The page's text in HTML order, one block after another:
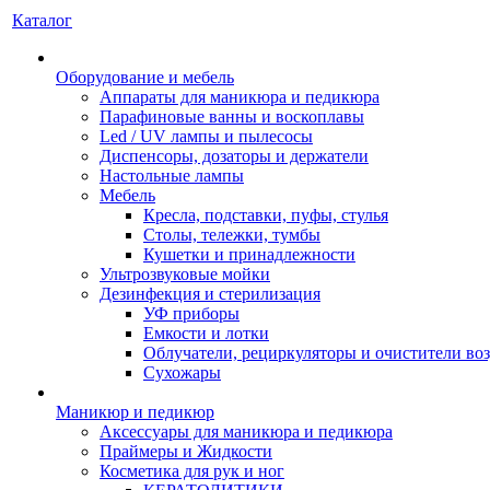
Каталог
Оборудование и мебель
Аппараты для маникюра и педикюра
Парафиновые ванны и воскоплавы
Led / UV лампы и пылесосы
Диспенсоры, дозаторы и держатели
Настольные лампы
Мебель
Кресла, подставки, пуфы, стулья
Столы, тележки, тумбы
Кушетки и принадлежности
Ультрозвуковые мойки
Дезинфекция и стерилизация
УФ приборы
Емкости и лотки
Облучатели, рециркуляторы и очистители
Сухожары
Маникюр и педикюр
Аксессуары для маникюра и педикюра
Праймеры и Жидкости
Косметика для рук и ног